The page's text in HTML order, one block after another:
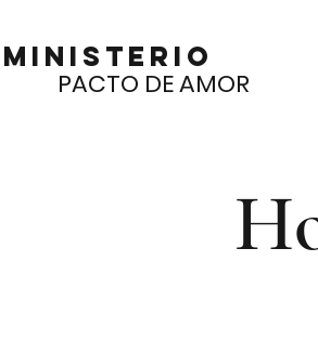
Ministerio
PACTO DE AMOR